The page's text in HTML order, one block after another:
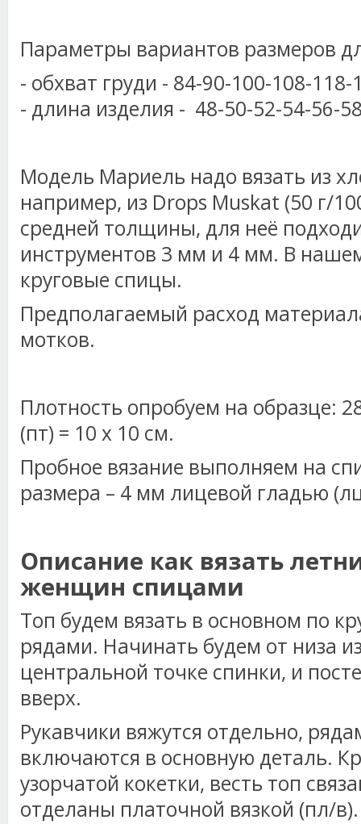
Параметры вариантов размеров
- обхват груди - 84-90-100-108-118-
- длина изделия - 48-50-52-54-56-
Модель Мариель надо вязать из
например, из Drops Muskat (50 г/
средней толщины, для неё
инструментов 3 мм и 4 мм. В
круговые спицы.
Предполагаемый расход
мотков.
Плотность опробуем на образце:
(пт) = 10 х 10 см.
Пробное вязание выполняем на
размера – 4 мм лицевой гладью
Описание как вязать
женщин спицами
Топ будем вязать в основном по
рядами. Начинать будем от низа
центральной точке спинки, и
вверх.
Рукавчики вяжутся отдельно,
включаются в основную деталь.
узорчатой кокетки, весть топ
отделаны платочной вязкой (пл/в).